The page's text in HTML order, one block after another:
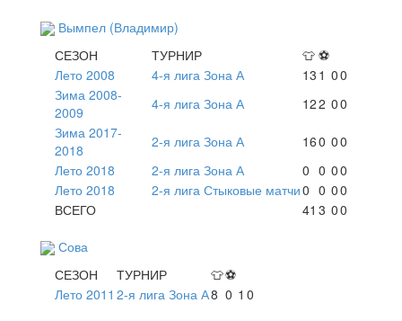
Вымпел (Владимир)
СЕЗОН
ТУРНИР 👕 ⚽
Лето 2008
4-я лига Зона А 13 1 00
Зима 2008-
2009
4-я лига Зона А 122 00
Зима 2017-
2018
2-я лига Зона А 160 00
Лето 2018
2-я лига Зона А 0 0 00
Лето 2018
2-я лига Стыковые матчи0 0 00
ВСЕГО
41 3 00
Сова
СЕЗОН
ТУРНИР 👕⚽
Лето 2011 2-я лига Зона А8 0 1 0